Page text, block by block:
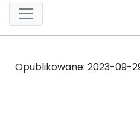
Opublikowane: 2023-09-